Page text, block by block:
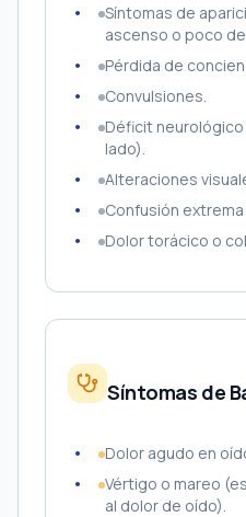
Síntomas de
ascenso o poco
Pérdida de
Convulsiones.
Déficit
lado).
Alteraciones
Confusión
Dolor torácico o
Síntomas de
Dolor agudo en
Vértigo o mareo
al dolor de oído).